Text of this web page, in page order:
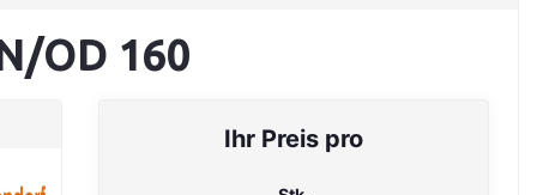
OD 160
Ihr Preis pro